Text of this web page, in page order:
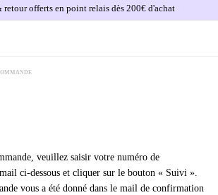
offerts en point relais dès 200€ d'achat
veuillez saisir votre numéro de
ci-dessous et cliquer sur le bouton « Suivi ».
vous a été donné dans le mail de confirmation